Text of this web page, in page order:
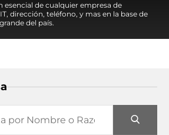
esencial de cualquier empresa de
dirección, teléfono, y mas en la base de
del país.